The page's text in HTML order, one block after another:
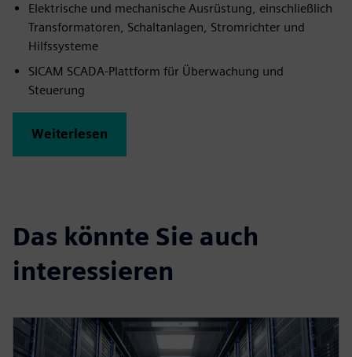
Elektrische und mechanische Ausrüstung, einschließlich
Transformatoren, Schaltanlagen, Stromrichter und
Hilfssysteme
SICAM SCADA-Plattform für Überwachung und
Steuerung
Weiterlesen
Das könnte Sie auch
interessieren